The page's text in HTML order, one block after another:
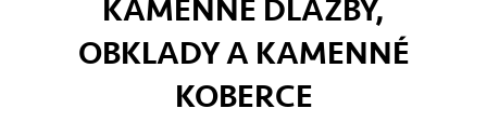
KAMENNÉ DLAŽBY,
OBKLADY A KAMENNÉ
KOBERCE